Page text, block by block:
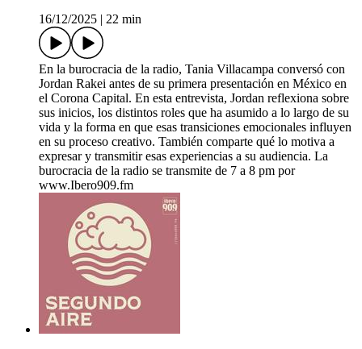
16/12/2025
22 min
En la burocracia de la radio, Tania Villacampa conversó con
Jordan Rakei antes de su primera presentación en México en
el Corona Capital. En esta entrevista, Jordan reflexiona sobre
sus inicios, los distintos roles que ha asumido a lo largo de su
vida y la forma en que esas transiciones emocionales influyen
en su proceso creativo. También comparte qué lo motiva a
expresar y transmitir esas experiencias a su audiencia. La
burocracia de la radio se transmite de 7 a 8 pm por
www.Ibero909.fm